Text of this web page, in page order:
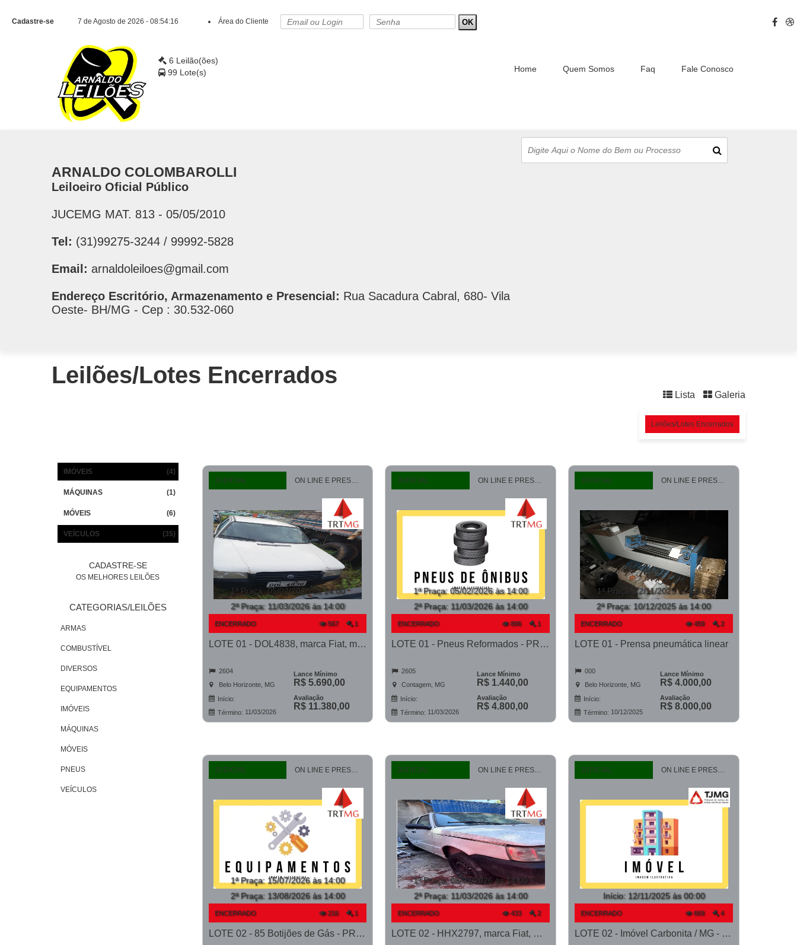
Cadastre-se 7 de Agosto de 2026 - 08:54:17 Área do Cliente OK
6 Leilão(ões)
99 Lote(s)
Home Quem Somos Faq Fale Conosco
ARNALDO COLOMBAROLLI
Leiloeiro Oficial Público
JUCEMG MAT. 813 - 05/05/2010
Tel: (31)99275-3244 / 99992-5828
Email: arnaldoleiloes@gmail.com
Endereço Escritório, Armazenamento e Presencial: Rua Sacadura Cabral, 680- Vila
Oeste- BH/MG - Cep : 30.532-060
Leilões/Lotes Encerrados
Lista Galeria
Leilões/Lotes Encerrados
IMÓVEIS (4)
MÁQUINAS (1)
MÓVEIS (6)
VEÍCULOS (35)
CADASTRE-SE
OS MELHORES LEILÕES
CATEGORIAS/LEILÕES
ARMAS
COMBUSTÍVEL
DIVERSOS
EQUIPAMENTOS
IMÓVEIS
MÁQUINAS
MÓVEIS
PNEUS
VEÍCULOS
JUDICIAL ON LINE E PRESENCIAL
1ª Praça: 05/02/2026 às 14:00
2ª Praça: 11/03/2026 às 14:00
ENCERRADO 567 1
LOTE 01 - DOL4838, marca Fiat, modelo Uno Mille Fire, ano 2004/2005
2604
Belo Horizonte, MG
Início:
Término: 11/03/2026
Lance Mínimo
R$ 5.690,00
Avaliação
R$ 11.380,00
JUDICIAL ON LINE E PRESENCIAL
1ª Praça:05/02/2026 às 14:00
2ª Praça: 11/03/2026 às 14:00
ENCERRADO 896 1
LOTE 01 - Pneus Reformados - PROCESSO 0011082-17.2020-6ª CONT.
2605
Contagem, MG
Início:
Término: 11/03/2026
Lance Mínimo
R$ 1.440,00
Avaliação
R$ 4.800,00
JUDICIAL ON LINE E PRESENCIAL
1ª Praça
12/11/2025 às 14:00
2ª Praça: 10/12/2025 às 14:00
ENCERRADO 459 2
LOTE 01 - Prensa pneumática linear
000
Belo Horizonte, MG
Início:
Término: 10/12/2025
Lance Mínimo
R$ 4.000,00
Avaliação
R$ 8.000,00
JUDICIAL ON LINE E PRESENCIAL
1ª Praça:15/07/2026 às 14:00
2ª Praça: 13/08/2026 às 14:00
ENCERRADO 216 1
LOTE 02 - 85 Botijões de Gás - PROCESSO 0011015-65.2024-41ª BH
JUDICIAL ON LINE E PRESENCIAL
1ª Praça:05/02/2026 às 14:00
2ª Praça: 11/03/2026 às 14:00
ENCERRADO 433 2
LOTE 02 - HHX2797, marca Fiat, modelo Uno Mille Fire Flex, ano 2008/2008
JUDICIAL ON LINE E PRESENCIAL
Início: 12/11/2025 às 00:00
ENCERRADO 669 4
LOTE 02 - Imóvel Carbonita / MG - PROCESSO 5001127-40.2023-TJMG- COMARCA DE ITAMARANDIBA